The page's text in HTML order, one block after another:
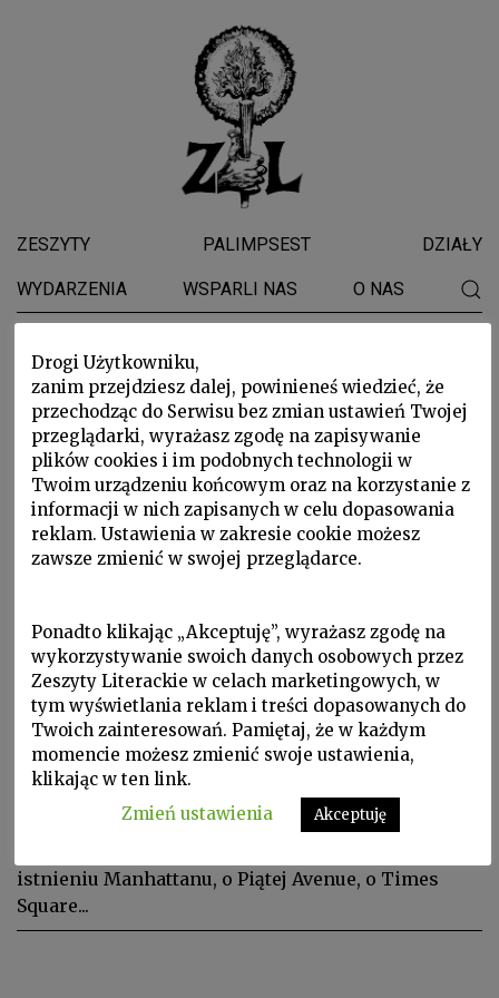
ZESZYTY PALIMPSEST DZIAŁY
WYDARZENIA WSPARLI NAS O NAS
Nowy Jork
Proza i poezja, W Zeszytach, ZL 2011 nr 3/115
JULIA HARTWIG
Mieszkać w Brooklynie
Przebywając na co dzień w Brooklynie, spędzając
istnieniu Manhattanu, o Piątej Avenue, o Times
Square...
Drogi Użytkowniku,
zanim przejdziesz dalej, powinieneś wiedzieć, że
przechodząc do Serwisu bez zmian ustawień Twojej
przeglądarki, wyrażasz zgodę na zapisywanie
plików cookies i im podobnych technologii w
Twoim urządzeniu końcowym oraz na korzystanie z
informacji w nich zapisanych w celu dopasowania
reklam. Ustawienia w zakresie cookie możesz
zawsze zmienić w swojej przeglądarce.
Ponadto klikając „Akceptuję”, wyrażasz zgodę na
wykorzystywanie swoich danych osobowych przez
Zeszyty Literackie w celach marketingowych, w
tym wyświetlania reklam i treści dopasowanych do
Twoich zainteresowań. Pamiętaj, że w każdym
momencie możesz zmienić swoje ustawienia,
klikając w ten link.
Zmień ustawienia
Akceptuję